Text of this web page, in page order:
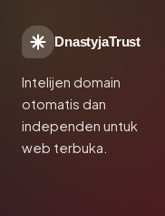
DnastyjaTrust
Intelijen domain
otomatis dan
independen untuk
web terbuka.